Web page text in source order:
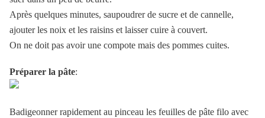
Après quelques minutes, saupoudrer de sucre et de cannelle,
ajouter les noix et les raisins et laisser cuire à couvert.
On ne doit pas avoir une compote mais des pommes cuites.
Préparer la pâte:
Badigeonner rapidement au pinceau les feuilles de pâte filo avec